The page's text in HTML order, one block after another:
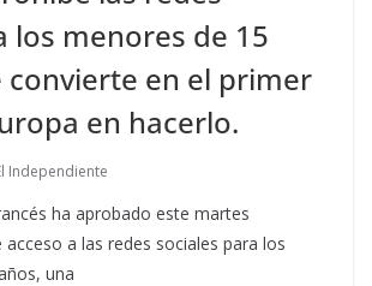
los menores de 15
convierte en el primer
en hacerlo.
Independiente
ha aprobado este martes
a las redes sociales para los
una